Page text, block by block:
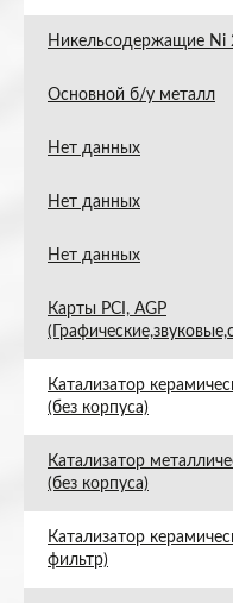
Никельсодержащие Ni
Основной б/у металл
Нет данных
Нет данных
Нет данных
Карты PCI, AGP
Катализатор
(без корпуса)
Катализатор
(без корпуса)
Катализатор
фильтр)